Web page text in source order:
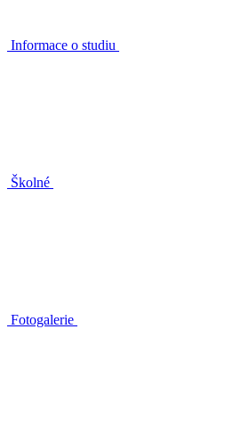
Informace o studiu
Školné
Fotogalerie